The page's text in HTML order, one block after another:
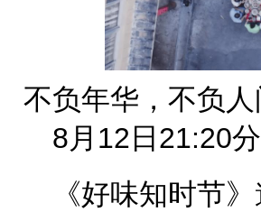
不负年华，不负人
8月12日21:20分
《好味知时节